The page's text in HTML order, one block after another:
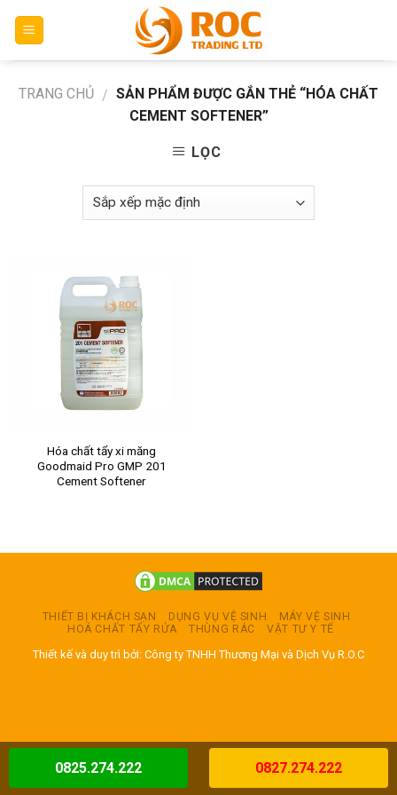
TRANG CHỦ / SẢN PHẨM ĐƯỢC GẮN THẺ “HÓA CHẤT
CEMENT SOFTENER”
LỌC
Hóa chất tẩy xi măng
Goodmaid Pro GMP 201
Cement Softener
THIẾT BỊ KHÁCH SẠN DỤNG VỤ VỆ SINH
MÁY VỆ SINH
HOÁ CHẤT TẨY RỬA
THÙNG RÁC VẬT TƯ Y TẾ
Thiết kế và duy trì bởi: Công ty TNHH Thương Mại và Dịch Vụ R.O.C
0825.274.222 0827.274.222